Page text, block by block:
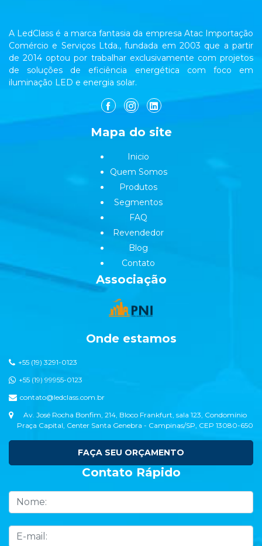
A LedClass é a marca fantasia da empresa Atac Importação
Comércio e Serviços Ltda., fundada em 2003 que a partir
de 2014 optou por trabalhar exclusivamente com projetos
de soluções de eficiência energética com foco em
iluminação LED e energia solar.
Mapa do site
Inicio
Quem Somos
Produtos
Segmentos
FAQ
Revendedor
Blog
Contato
Associação
Onde estamos
+55 (19) 3291-0123
+55 (19) 99955-0123
contato@ledclass.com.br
Av. José Rocha Bonfim, 214, Bloco Frankfurt, sala 123, Condomínio
Praça Capital, Center Santa Genebra - Campinas/SP, CEP 13080-650
FAÇA SEU ORÇAMENTO
Contato Rápido